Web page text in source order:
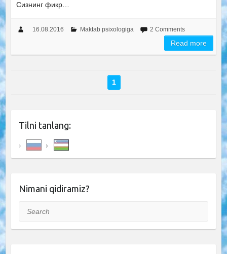
Сизнинг фикр…
16.08.2016 Maktab psixologiga 2 Comments
Read more
1
Tilni tanlang:
Nimani qidiramiz?
Search